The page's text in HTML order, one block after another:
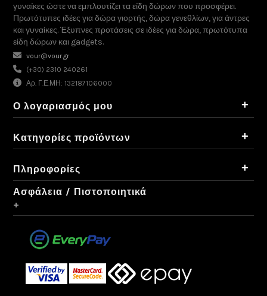
γυναίκες ώστε να εμπλουτίζει τα είδη δώρων που προσφέρει.
Πρωτότυπες ιδέες για δώρα γιορτής, δώρα γενεθλίων, για άντρες
και γυναίκες. Έξυπνες προτάσεις σε ιδέες για δώρα, πρωτότυπα
είδη δώρων και gadgets.
vour@vour.gr
(+30) 2310 240261
Αρ. Γ.Ε.ΜΗ: 132187106000
Ο λογαριασμός μου +
Κατηγορίες προϊόντων +
Πληροφορίες +
Ασφάλεια / Πιστοποιητικά
+